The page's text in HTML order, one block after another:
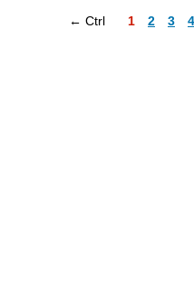
← Ctrl 1 2 3 4